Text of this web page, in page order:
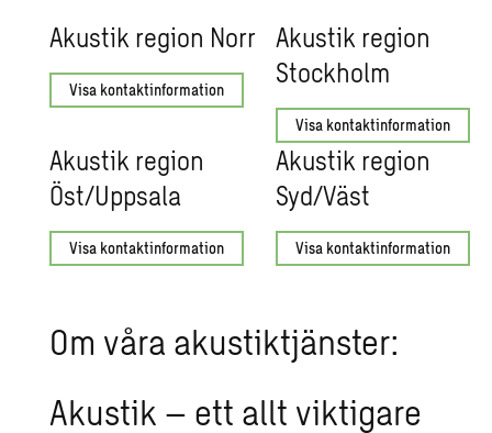
Aku­stik re­gi­on Norr
Visa kontaktinformation
Aku­stik re­gi­on
Stock­holm
Visa kontaktinformation
Aku­stik re­gi­on
Öst/Upp­sa­la
Visa kontaktinformation
Aku­stik re­gi­on
Syd/Väst
Visa kontaktinformation
Om våra akustiktjänster:
Akustik – ett allt viktigare